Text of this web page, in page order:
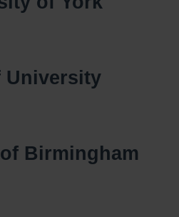
University
Birmingham